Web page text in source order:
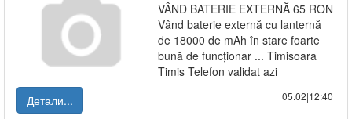
VÂND BATERIE EXTERNĂ 65 RON
Vând baterie externă cu lanternă
de 18000 de mAh în stare foarte
bună de funcționar ... Timisoara
Timis Telefon validat azi
Детали...
05.02|12:40